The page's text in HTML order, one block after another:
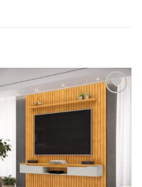
Adicionar